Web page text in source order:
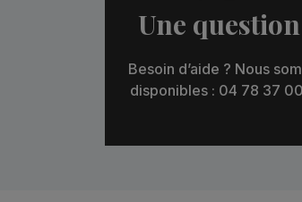
Une
Besoin d’aide ? Nous
disponibles : 04 78 37